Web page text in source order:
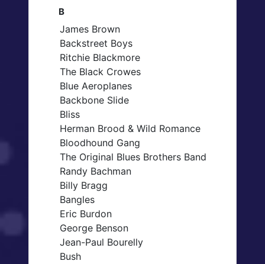
B
James Brown
Backstreet Boys
Ritchie Blackmore
The Black Crowes
Blue Aeroplanes
Backbone Slide
Bliss
Herman Brood & Wild Romance
Bloodhound Gang
The Original Blues Brothers Band
Randy Bachman
Billy Bragg
Bangles
Eric Burdon
George Benson
Jean-Paul Bourelly
Bush